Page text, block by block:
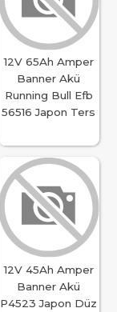
12V 65Ah Amper
Banner Akü
Running Bull Efb
56516 Japon Ters
12V 45Ah Amper
Banner Akü
P4523 Japon Düz